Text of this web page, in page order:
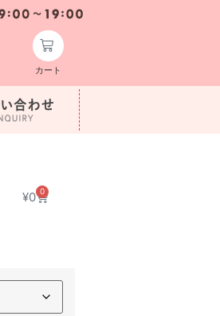
カート
¥0 0